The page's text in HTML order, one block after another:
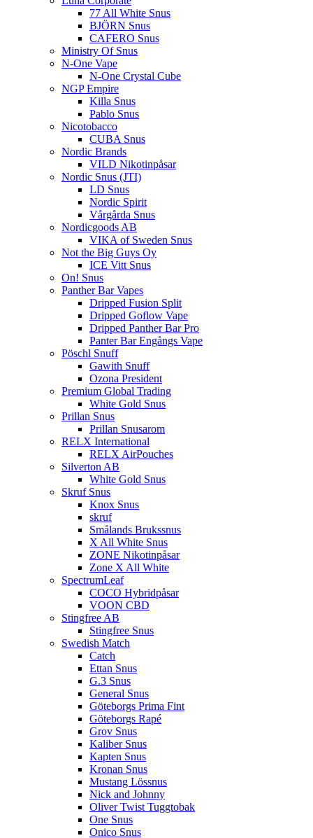
77 All White Snus
BJÖRN Snus
CAFERO Snus
Ministry Of Snus
N-One Vape
N-One Crystal Cube
NGP Empire
Killa Snus
Pablo Snus
Nicotobacco
CUBA Snus
Nordic Brands
VILD Nikotinpåsar
Nordic Snus (JTI)
LD Snus
Nordic Spirit
Vårgårda Snus
Nordicgoods AB
VIKA of Sweden Snus
Not the Big Guys Oy
ICE Vitt Snus
On! Snus
Panther Bar Vapes
Dripped Fusion Split
Dripped Goflow Vape
Dripped Panther Bar Pro
Panter Bar Engångs Vape
Pöschl Snuff
Gawith Snuff
Ozona President
Premium Global Trading
White Gold Snus
Prillan Snus
Prillan Snusarom
RELX International
RELX AirPouches
Silverton AB
White Gold Snus
Skruf Snus
Knox Snus
skruf
Smålands Brukssnus
X All White Snus
ZONE Nikotinpåsar
Zone X All White
SpectrumLeaf
COCO Hybridpåsar
VOON CBD
Stingfree AB
Stingfree Snus
Swedish Match
Catch
Ettan Snus
G.3 Snus
General Snus
Göteborgs Prima Fint
Göteborgs Rapé
Grov Snus
Kaliber Snus
Kapten Snus
Kronan Snus
Mustang Lössnus
Nick and Johnny
Oliver Twist Tuggtobak
One Snus
Onico Snus